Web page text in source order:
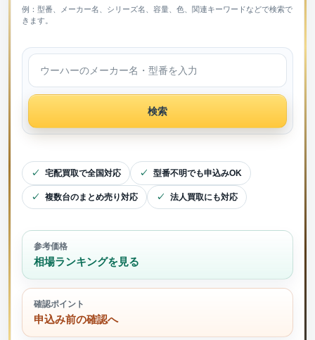
例：型番、メーカー名、シリーズ名、容量、色、関連キーワードなどで検索で
きます。
検索
宅配買取で全国対応 型番不明でも申込みOK
複数台のまとめ売り対応 法人買取にも対応
参考価格
相場ランキングを見る
確認ポイント
申込み前の確認へ